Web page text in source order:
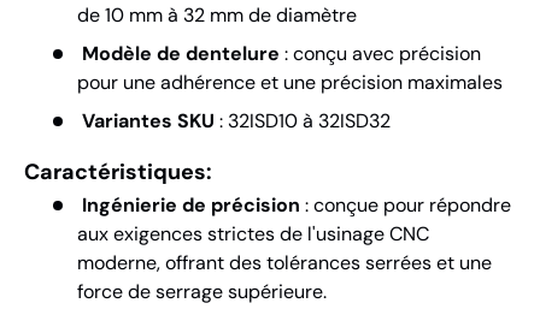
de 10 mm à 32 mm de diamètre
Modèle de dentelure : conçu avec précision
pour une adhérence et une précision maximales
Variantes SKU : 32ISD10 à 32ISD32
Caractéristiques:
Ingénierie de précision : conçue pour répondre
aux exigences strictes de l'usinage CNC
moderne, offrant des tolérances serrées et une
force de serrage supérieure.